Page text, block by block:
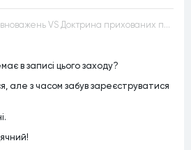
Доктрина виключних повноважень VS Доктрина прихованих повноважень
в записі цього заходу?
але з часом забув зареєструватися